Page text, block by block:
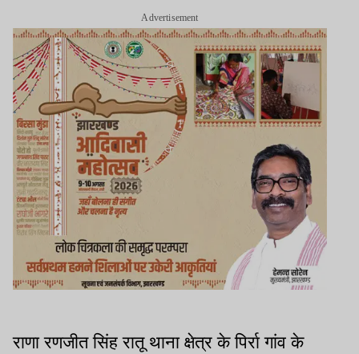
Advertisement
राणा रणजीत सिंह रातू थाना क्षेत्र के पिर्रा गांव के